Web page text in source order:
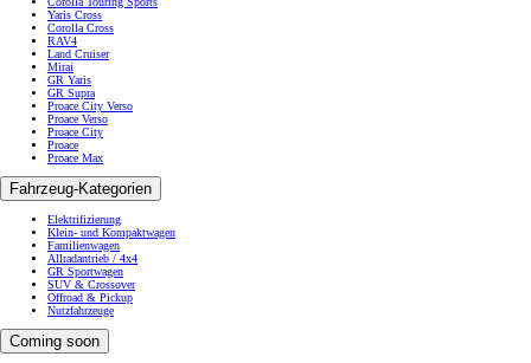
Yaris Cross
Corolla Cross
RAV4
Land Cruiser
Mirai
GR Yaris
GR Supra
Proace City Verso
Proace Verso
Proace City
Proace
Proace Max
Fahrzeug-Kategorien
Elektrifizierung
Klein- und Kompaktwagen
Familienwagen
Allradantrieb / 4x4
GR Sportwagen
SUV & Crossover
Offroad & Pickup
Nutzfahrzeuge
Coming soon